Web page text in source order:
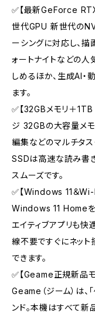
✅【最新GeForce
世代GPU 新世代の
ーシングに対応し、
ォートナイトなどの人
しめるほか、生成AI・
ます。
✅【32GBメモリ＋
ジ 32GBの大容量メモ
編集などのマルチタ
SSDは高速な読み書
スムーズです。
✅【Windows 11＆
Windows 11 Homeを
エイティブアプリも快
線不要ですぐにネット
できます。
✅【Geame正規新品
Geame（ジーム）は
ンド。本機はすべて新